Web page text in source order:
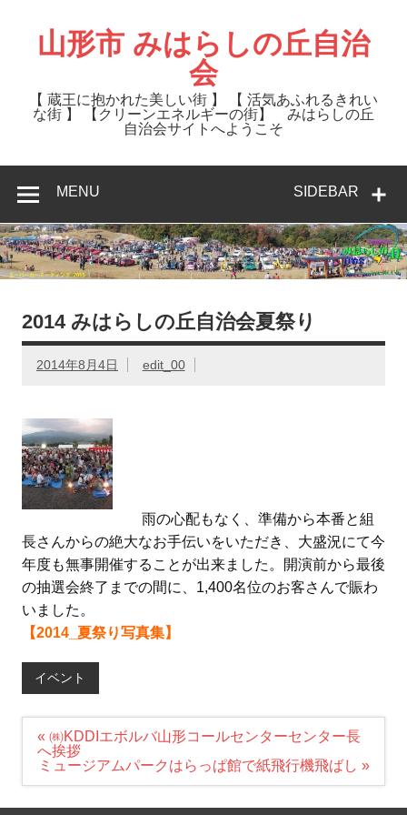
content山形市 みはらしの丘自治
会
【 蔵王に抱かれた美しい街 】 【 活気あふれるきれい
な街 】 【クリーンエネルギーの街】 みはらしの丘
自治会サイトへようこそ
SIDEBAR
MENU
2014 みはらしの丘自治会夏祭り
2014年8月4日 edit_00
雨の心配もなく、準備から本番と組
長さんからの絶大なお手伝いをいただき、大盛況にて今
年度も無事開催することが出来ました。開演前から最後
の抽選会終了までの間に、1,400名位のお客さんで賑わ
いました。
【2014_夏祭り写真集】
イベント
投
稿
ナ
ー
« ㈱KDDIエボルバ山形コールセンターセンター長
へ挨拶
ミュージアムパークはらっぱ館で紙飛行機飛ばし »